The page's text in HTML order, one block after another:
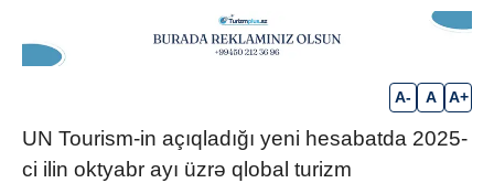
A- A A+
UN Tourism-in açıqladığı yeni hesabatda 2025-
ci ilin oktyabr ayı üzrə qlobal turizm